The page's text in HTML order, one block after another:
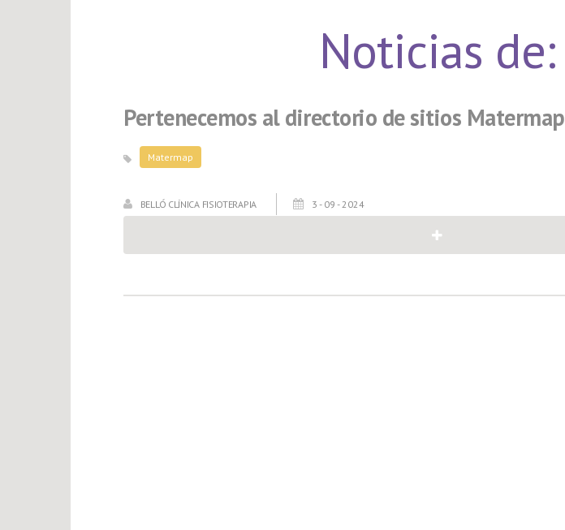
Noticias de:
Pertenecemos al directorio de sitios Matermap
Matermap
BELLÓ CLÍNICA FISIOTERAPIA 3 - 09 - 2024